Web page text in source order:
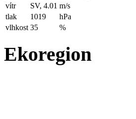
vítr SV, 4.01 m/s
tlak
1019
hPa
vlhkost 35 %
Ekoregion